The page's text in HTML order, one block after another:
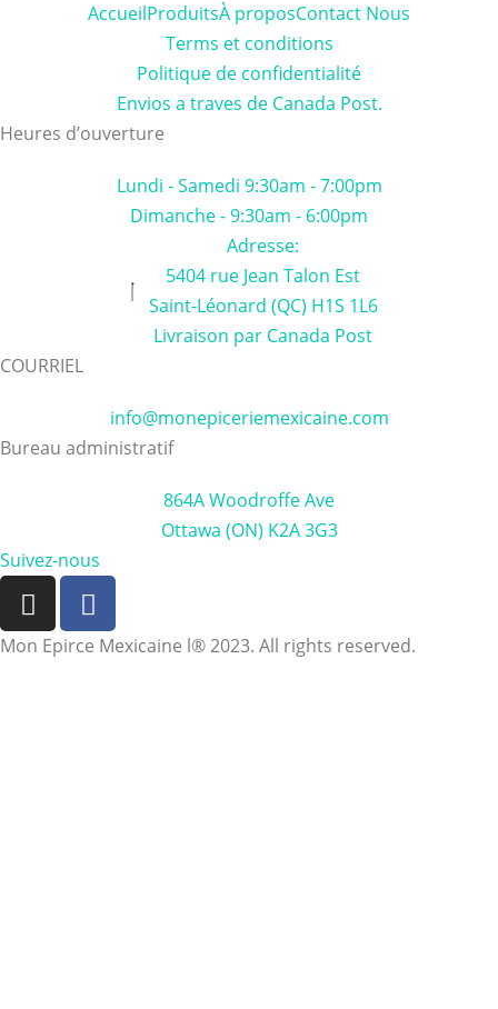
AccueilProduitsÀ proposContact Nous
Terms et conditions
Politique de confidentialité
Envios a traves de Canada Post.
Heures d’ouverture
Lundi - Samedi 9:30am - 7:00pm
Dimanche - 9:30am - 6:00pm
Adresse:
5404 rue Jean Talon Est
Saint-Léonard (QC) H1S 1L6
Livraison par Canada Post
COURRIEL
info@monepiceriemexicaine.com
Bureau administratif
864A Woodroffe Ave
Ottawa (ON) K2A 3G3
Suivez-nous
Mon Epirce Mexicaine l® 2023. All rights reserved.